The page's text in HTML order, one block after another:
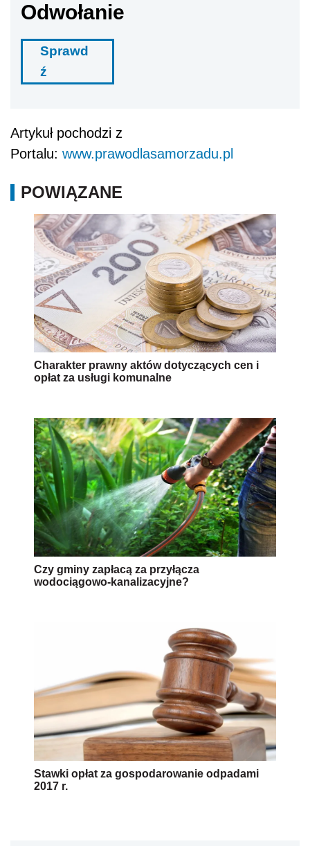
Odwołanie
Sprawd
ź
Artykuł pochodzi z
Portalu: www.prawodlasamorzadu.pl
POWIĄZANE
Charakter prawny aktów dotyczących cen i
opłat za usługi komunalne
Czy gminy zapłacą za przyłącza
wodociągowo-kanalizacyjne?
Stawki opłat za gospodarowanie odpadami
2017 r.